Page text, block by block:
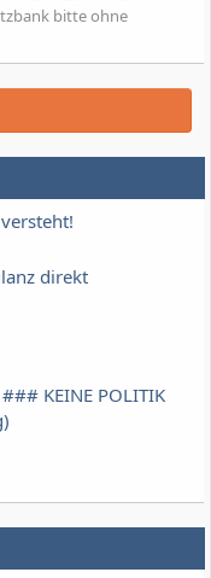
bitte ohne
direkt
KEINE POLITIK